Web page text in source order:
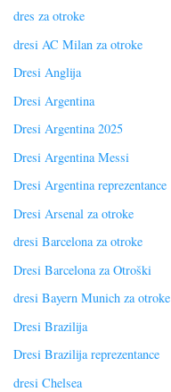
dres za otroke
dresi AC Milan za otroke
Dresi Anglija
Dresi Argentina
Dresi Argentina 2025
Dresi Argentina Messi
Dresi Argentina reprezentance
Dresi Arsenal za otroke
dresi Barcelona za otroke
Dresi Barcelona za Otroški
dresi Bayern Munich za otroke
Dresi Brazilija
Dresi Brazilija reprezentance
dresi Chelsea